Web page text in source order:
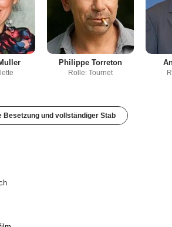
Philippe Torreton
Rolle: Tournet
Besetzung und vollständiger Stab